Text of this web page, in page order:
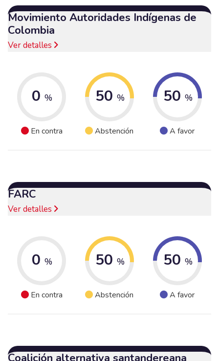
Movimiento Autoridades Indígenas de
Colombia
Ver detalles
0 %
En contra
50 %
Abstención
50 %
A favor
FARC
Ver detalles
0 %
En contra
50 %
Abstención
50 %
A favor
Coalición alternativa santandereana